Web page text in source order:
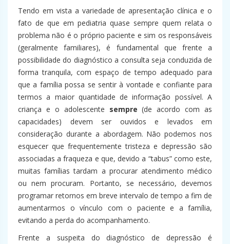
Tendo em vista a variedade de apresentação clínica e o
fato de que em pediatria quase sempre quem relata o
problema não é o próprio paciente e sim os responsáveis
(geralmente familiares), é fundamental que frente a
possibilidade do diagnóstico a consulta seja conduzida de
forma tranquila, com espaço de tempo adequado para
que a família possa se sentir à vontade e confiante para
termos a maior quantidade de informação possível. A
criança e o adolescente sempre (de acordo com as
capacidades) devem ser ouvidos e levados em
consideração durante a abordagem. Não podemos nos
esquecer que frequentemente tristeza e depressão são
associadas a fraqueza e que, devido a “tabus” como este,
muitas famílias tardam a procurar atendimento médico
ou nem procuram. Portanto, se necessário, devemos
programar retornos em breve intervalo de tempo a fim de
aumentarmos o vínculo com o paciente e a família,
evitando a perda do acompanhamento.
Frente a suspeita do diagnóstico de depressão é